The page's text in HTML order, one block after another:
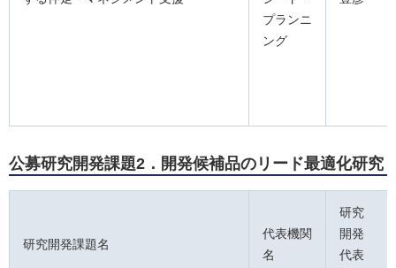
プランニ
ング
公募研究開発課題2．開発候補品のリード最適化研究
研究開発課題名
代表機関
名
研究
開発
代表